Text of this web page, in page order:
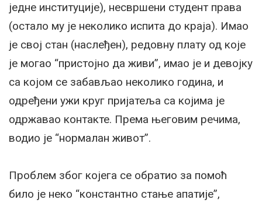
једне институције), несвршени студент права
(остало му је неколико испита до краја). Имао
је свој стан (наслеђен), редовну плату од које
је могао “пристојно да живи”, имао је и девојку
са којом се забављао неколико година, и
одређени ужи круг пријатеља са којима је
одржавао контакте. Према његовим речима,
водио је “нормалан живот”.
Проблем због којега се обратио за помоћ
било је неко “константно стање апатије”,